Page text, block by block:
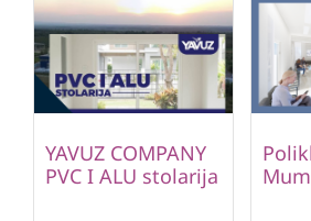
YAVUZ COMPANY
PVC I ALU stolarija